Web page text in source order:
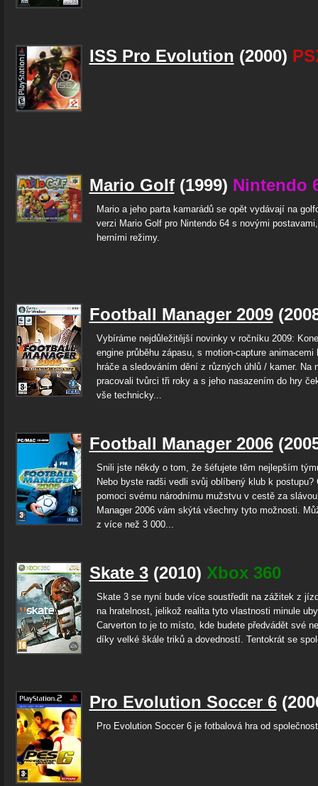
ISS Pro Evolution (2000)
Mario Golf(1999) Nintendo
Mario a jeho parta kamarádů se opět vydávají na
verzi Mario Golf pro Nintendo 64 s novými
herními režimy.
Football Manager 2009
Vybíráme nejdůležitější novinky v ročníku 2009:
engine průběhu zápasu, s motion-capture animacemi
hráče a sledováním dění z různých úhlů / kamer. Na
pracovali tvůrci tři roky a s jeho nasazením do hry
vše technicky...
Football Manager 2006
Snili jste někdy o tom, že šéfujete těm nejlepším
Nebo byste radši vedli svůj oblíbený klub k postupu?
pomoci svému národnímu mužstvu v cestě za
Manager 2006 vám skýtá všechny tyto možnosti.
z více než 3 000...
Skate 3(2010) Xbox 360
Skate 3 se nyní bude více soustředit na zážitek z
na hratelnost, jelikož realita tyto vlastnosti minule
Carverton to je to místo, kde budete předvádět své
díky velké škále triků a dovedností. Tentokrát se
Pro Evolution Soccer 6
Pro Evolution Soccer 6 je fotbalová hra od